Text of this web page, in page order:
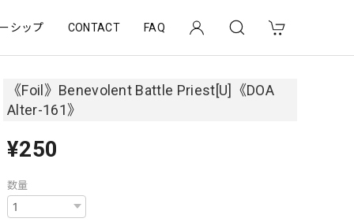
シップ CONTACT FAQ
《Foil》Benevolent Battle Priest[U]《DOA
Alter-161》
¥250
数量